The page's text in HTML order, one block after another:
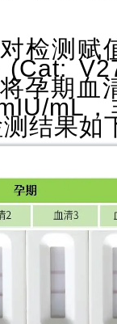
检测赋
孕期血
mL
结果如